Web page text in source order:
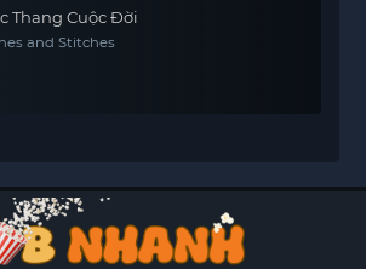
Thang Cuộc Đời
and Stitches